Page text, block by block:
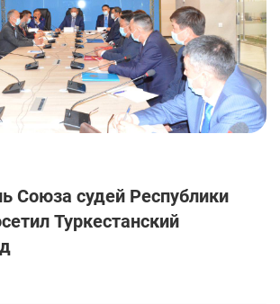
Союза судей Республики
Туркестанский